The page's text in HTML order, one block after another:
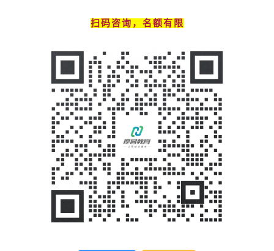
扫码咨询，名额有限